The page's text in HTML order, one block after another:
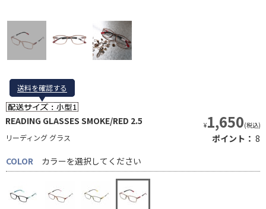
送料を確認する
送料を確認する
READING GLASSES SMOKE/RED 2.5
リーディング グラス
¥1,650(税込)
ポイント： 8
COLOR
カラーを選択してください